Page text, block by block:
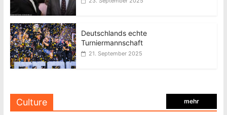
Deutschlands echte
Turniermannschaft
21. September 2025
Culture mehr